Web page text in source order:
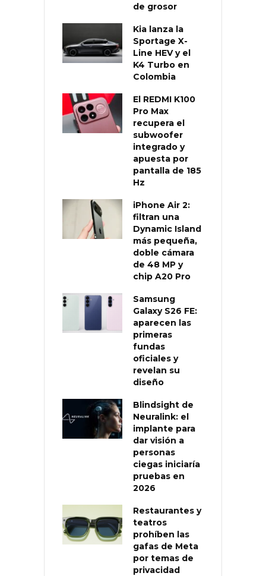
de grosor
Kia lanza la
Sportage X-
Line HEV y el
K4 Turbo en
Colombia
El REDMI K100
Pro Max
recupera el
subwoofer
integrado y
apuesta por
pantalla de 185
Hz
iPhone Air 2:
filtran una
Dynamic Island
más pequeña,
doble cámara
de 48 MP y
chip A20 Pro
Samsung
Galaxy S26 FE:
aparecen las
primeras
fundas
oficiales y
revelan su
diseño
Blindsight de
Neuralink: el
implante para
dar visión a
personas
ciegas iniciaría
pruebas en
2026
Restaurantes y
teatros
prohíben las
gafas de Meta
por temas de
privacidad